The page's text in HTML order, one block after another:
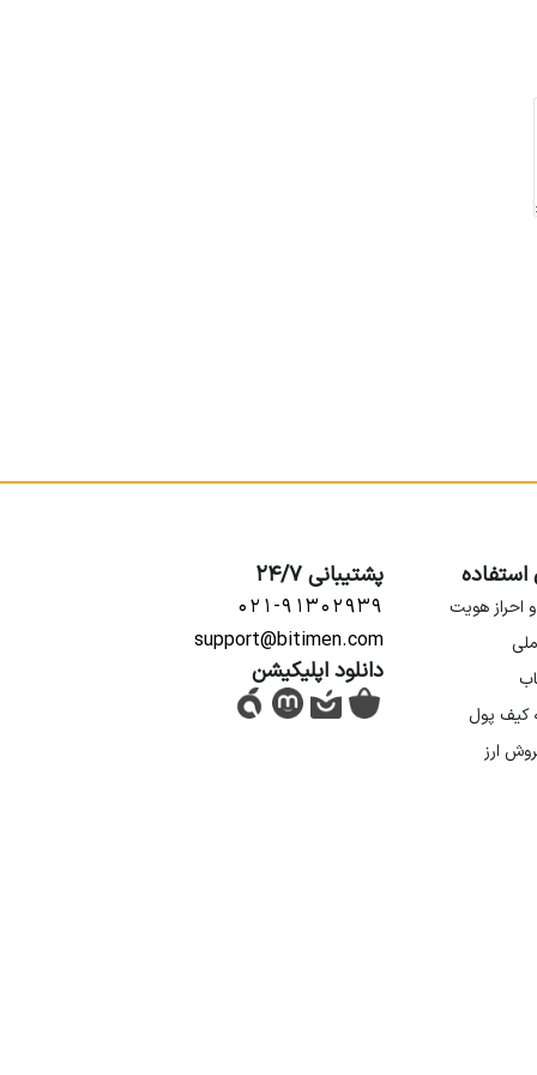
استفاده
احراز هویت
کیف پول
ارز
پشتیبانی 24/7
۰۲۱-۹۱۳۰۲۹۳۹
support@bitimen.com
دانلود اپلیکیشن